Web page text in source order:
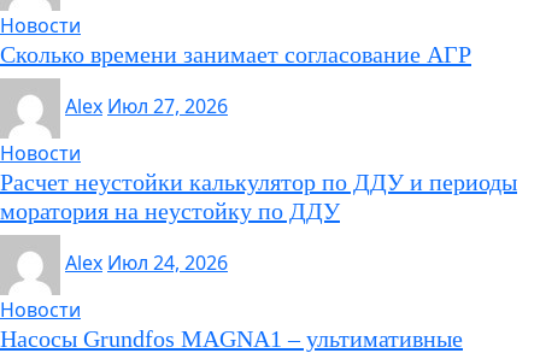
Новости
Сколько времени занимает согласование АГР
Alex Июл 27, 2026
Новости
Расчет неустойки калькулятор по ДДУ и периоды
моратория на неустойку по ДДУ
Alex Июл 24, 2026
Новости
Насосы Grundfos MAGNA1 – ультимативные